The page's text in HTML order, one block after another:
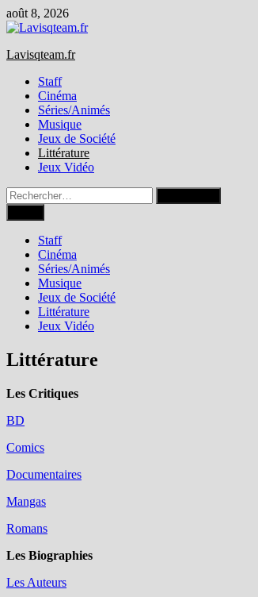
Passer
au
août 8, 2026
Lavisqteam.fr
Staff
Cinéma
Séries/Animés
Musique
Jeux de Société
Littérature
Jeux Vidéo
Rechercher :
Staff
Cinéma
Séries/Animés
Musique
Jeux de Société
Littérature
Jeux Vidéo
Littérature
Les Critiques
BD
Comics
Documentaires
Mangas
Romans
Les Biographies
Les Auteurs